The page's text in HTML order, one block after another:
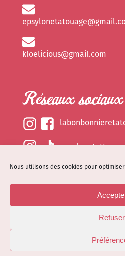
Nous utilisons des cookies pour
Refuser
kloelicious@gmail.com
Réseaux sociaux
epsylonetattoo
kloelicious_
Mentions légales
Politique de cookies (EU)
© Site web réalisé par
Kloelicioustattoo tous droits